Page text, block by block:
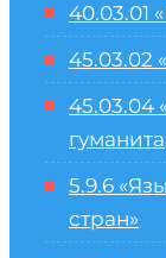
40.03.01
45.03.02
45.03.04
5.9.6
стран»